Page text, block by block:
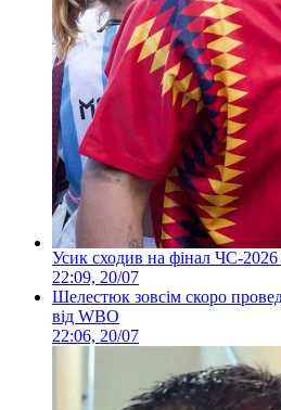
Усик сходив на фінал ЧС-
22:09, 20/07
Шелестюк зовсім скоро
від WBO
22:06, 20/07